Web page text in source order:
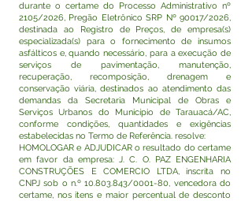
durante o certame do Processo Administrativo nº
2105/2026, Pregão Eletrônico SRP Nº 90017/2026,
destinada ao Registro de Preços, de empresa(s)
especializada(s) para o fornecimento de insumos
asfálticos e, quando necessário, para a execução de
serviços de pavimentação, manutenção,
recuperação, recomposição, drenagem e
conservação viária, destinados ao atendimento das
demandas da Secretaria Municipal de Obras e
Serviços Urbanos do Município de Tarauacá/AC,
conforme condições, quantidades e exigências
estabelecidas no Termo de Referência. resolve:
HOMOLOGAR e ADJUDICAR o resultado do certame
em favor da empresa: J. C. O. PAZ ENGENHARIA
CONSTRUÇÕES E COMERCIO LTDA, inscrita no
CNPJ sob o n.º10.803.843/0001-80, vencedora do
certame, nos itens e maior percentual de desconto